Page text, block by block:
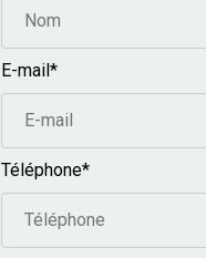
E-mail*
Téléphone*